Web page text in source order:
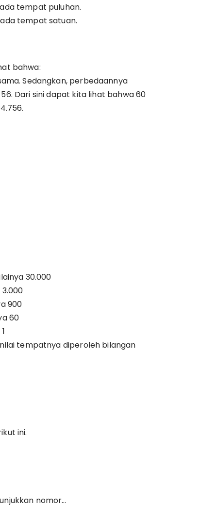
tempat puluhan.
tempat satuan.
bahwa:
Sedangkan, perbedaannya
Dari sini dapat kita lihat bahwa 60
30.000
900
60
tempatnya diperoleh bilangan
ini.
nomor…